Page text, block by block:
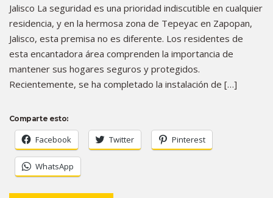
Jalisco La seguridad es una prioridad indiscutible en cualquier
residencia, y en la hermosa zona de Tepeyac en Zapopan,
Jalisco, esta premisa no es diferente. Los residentes de
esta encantadora área comprenden la importancia de
mantener sus hogares seguros y protegidos.
Recientemente, se ha completado la instalación de […]
Comparte esto:
Facebook Twitter Pinterest
WhatsApp